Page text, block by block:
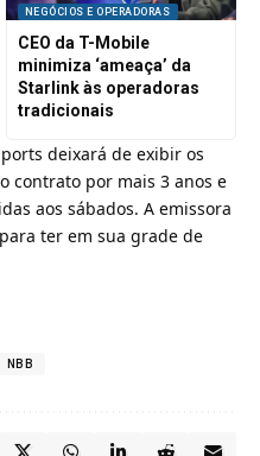
NEGÓCIOS E OPERADORAS
CEO da T-Mobile
minimiza ‘ameaça’ da
Starlink às operadoras
tradicionais
deixará de exibir os
contrato por mais 3 anos e
aos sábados. A emissora
ter em sua grade de
NBB